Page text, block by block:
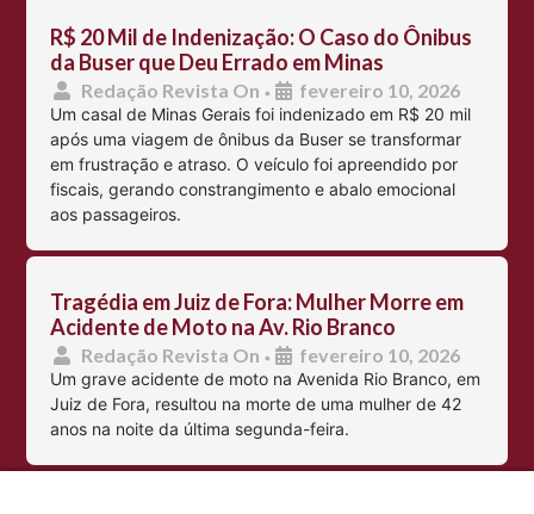
R$ 20 Mil de Indenização: O Caso do Ônibus
da Buser que Deu Errado em Minas
Redação Revista On • fevereiro 10, 2026
Um casal de Minas Gerais foi indenizado em R$ 20 mil
após uma viagem de ônibus da Buser se transformar
em frustração e atraso. O veículo foi apreendido por
fiscais, gerando constrangimento e abalo emocional
aos passageiros.
Tragédia em Juiz de Fora: Mulher Morre em
Acidente de Moto na Av. Rio Branco
Redação Revista On • fevereiro 10, 2026
Um grave acidente de moto na Avenida Rio Branco, em
Juiz de Fora, resultou na morte de uma mulher de 42
anos na noite da última segunda-feira.